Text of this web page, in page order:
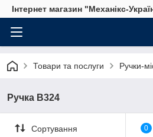
Інтернет магазин "Механікс-
Товари та послуги Ручки-
Ручка B324
Сортування 0